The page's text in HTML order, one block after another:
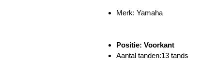
Merk: Yamaha
Positie: Voorkant
Aantal tanden:13 tands